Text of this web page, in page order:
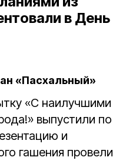
в День
«Пасхальный»
«С наилучшими
выпустили по
и
гашения провели